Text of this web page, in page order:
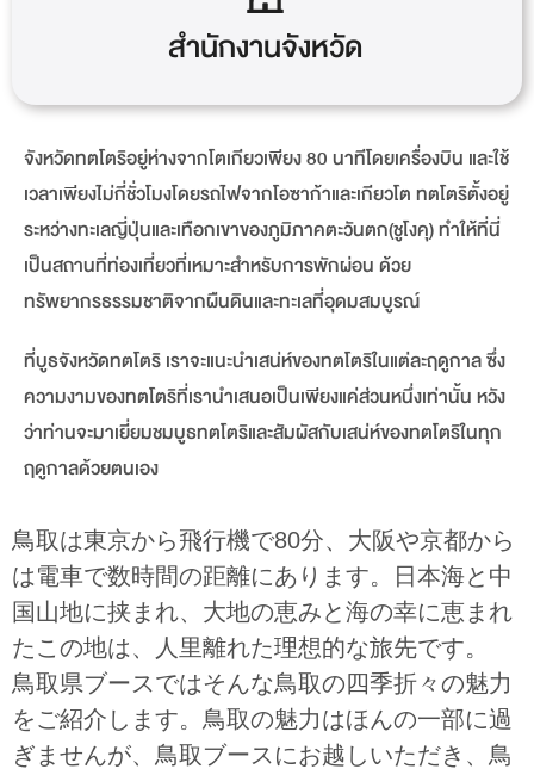
สำนักงานจังหวัด
จังหวัดทตโตริอยู่ห่างจากโตเกียวเพียง 80 นาทีโดยเครื่องบิน และใช้
เวลาเพียงไม่กี่ชั่วโมงโดยรถไฟจากโอซาก้าและเกียวโต ทตโตริตั้งอยู่
ระหว่างทะเลญี่ปุ่นและเทือกเขาของภูมิภาคตะวันตก(ชูโงคุ) ทำให้ที่นี่
เป็นสถานที่ท่องเที่ยวที่เหมาะสำหรับการพักผ่อน ด้วย
ทรัพยากรธรรมชาติจากผืนดินและทะเลที่อุดมสมบูรณ์
ที่บูธจังหวัดทตโตริ เราจะแนะนำเสน่ห์ของทตโตริในแต่ละฤดูกาล ซึ่ง
ความงามของทตโตริที่เรานำเสนอเป็นเพียงแค่ส่วนหนึ่งเท่านั้น หวัง
ว่าท่านจะมาเยี่ยมชมบูธทตโตริและสัมผัสกับเสน่ห์ของทตโตริในทุก
ฤดูกาลด้วยตนเอง
鳥取は東京から飛行機で80分、大阪や京都から
は電車で数時間の距離にあります。日本海と中
国山地に挟まれ、大地の恵みと海の幸に恵まれ
たこの地は、人里離れた理想的な旅先です。
鳥取県ブースではそんな鳥取の四季折々の魅力
をご紹介します。鳥取の魅力はほんの一部に過
ぎませんが、鳥取ブースにお越しいただき、鳥